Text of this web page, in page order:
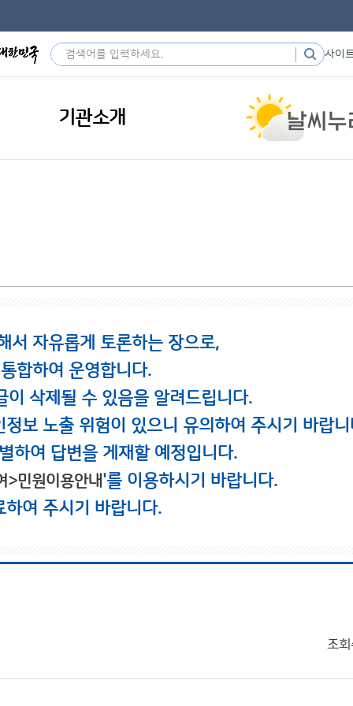
사이
기관소개
서 자유롭게 토론하는 장으로,
합하여 운영합니다.
삭제될 수 있음을 알려드립니다.
보 노출 위험이 있으니 유의하여 주시기 바랍니
하여 답변을 게재할 예정입니다.
>민원이용안내'를 이용하시기 바랍니다.
여 주시기 바랍니다.
조회